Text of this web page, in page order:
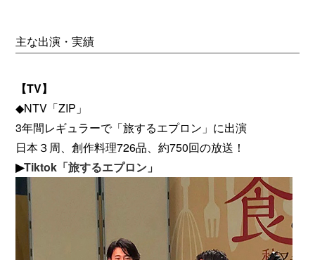
主な出演・実績
【TV】
◆NTV「ZIP」
3年間レギュラーで「旅するエプロン」に出演
日本３周、創作料理726品、約750回の放送！
▶Tiktok「旅するエプロン」